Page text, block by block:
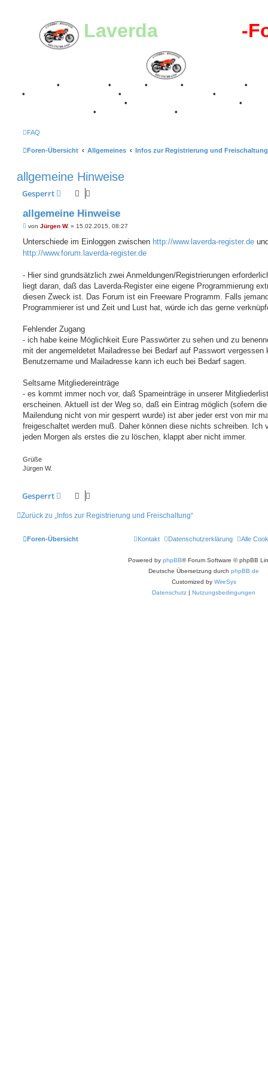
Laverda-Register -
• • • • •
•
•
•
•
•
• •
FAQ
Foren-Übersicht Allgemeines Infos zur Registrierung und Freischaltung
allgemeine Hinweise
Gesperrt
allgemeine Hinweise
B
r
von Jürgen W. » 15.02.2015, 08:27
Unterschiede im Einloggen zwischen http://www.laverda-register.de
http://www.forum.laverda-register.de
- Hier sind grundsätzlich zwei Anmeldungen/Registrierungen
liegt daran, daß das Laverda-Register eine eigene Programmierung
diesen Zweck ist. Das Forum ist ein Freeware Programm. Falls
Programmierer ist und Zeit und Lust hat, würde ich das gerne
Fehlender Zugang
- ich habe keine Möglichkeit Eure Passwörter zu sehen und zu
mit der angemeldetet Mailadresse bei Bedarf auf Passwort vergessen
Benutzername und Mailadresse kann ich euch bei Bedarf sagen.
Seltsame Mitgliedereinträge
- es kommt immer noch vor, daß Spameinträge in unserer
erscheinen. Aktuell ist der Weg so, daß ein Eintrag möglich (sofern die
Mailendung nicht von mir gesperrt wurde) ist aber jeder erst von mir
freigeschaltet werden muß. Daher können diese nichts schreiben. Ich
jeden Morgen als erstes die zu löschen, klappt aber nicht immer.
Grüße
Jürgen W.
Gesperrt
Zurück zu „Infos zur Registrierung und Freischaltung“
Foren-Übersicht Alle
Datenschutzerklärung
Kontakt
Powered by phpBB® Forum Software © phpBB
Deutsche Übersetzung durch phpBB.de
Customized by WireSys
Datenschutz | Nutzungsbedingungen